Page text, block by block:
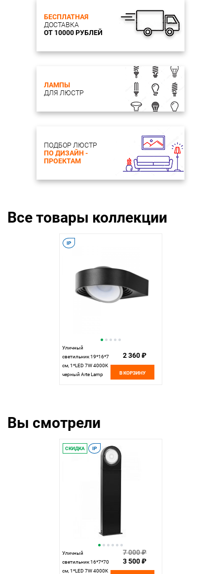
БЕСПЛАТНАЯ
ДОСТАВКА
ОТ 10000 РУБЛЕЙ
ЛАМПЫ
ДЛЯ ЛЮСТР
ПОДБОР ЛЮСТР
ПО ДИЗАЙН -
ПРОЕКТАМ
Все товары коллекции
IP
Уличный
светильник 19*16*7
см, 1*LED 7W 4000K
черный Arte Lamp
2 360 ₽
В КОРЗИНУ
Вы смотрели
СКИДКА IP
Уличный
светильник 16*7*70
см, 1*LED 7W 4000K
7 000 ₽
3 500 ₽